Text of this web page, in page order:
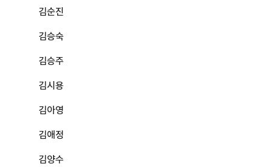
김순진
김승숙
김승주
김시용
김아영
김애정
김양수